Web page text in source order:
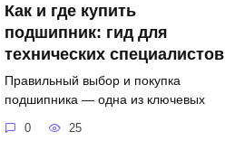
Как и где купить
подшипник: гид для
технических специалистов
Правильный выбор и покупка
подшипника — одна из ключевых
0 25